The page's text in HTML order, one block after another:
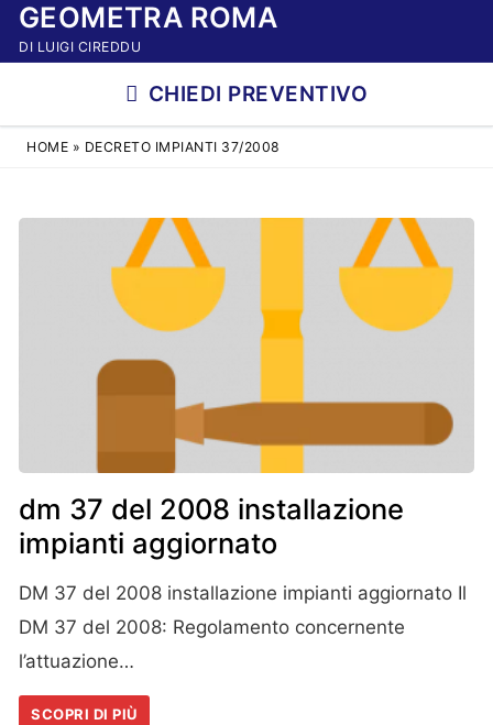
VaiGEOMETRA ROMA
DI LUIGI CIREDDU
CHIEDI PREVENTIVO
HOME » DECRETO IMPIANTI 37/2008
dm 37 del 2008 installazione
impianti aggiornato
DM 37 del 2008 installazione impianti aggiornato Il
DM 37 del 2008: Regolamento concernente
l’attuazione…
SCOPRI DI PIÙ